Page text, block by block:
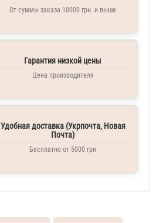
От суммы заказа 10000 грн. и выше
Гарантия низкой цены
Цена производителя
Удобная доставка (Укрпочта, Новая
Почта)
Бесплатно от 5000 грн